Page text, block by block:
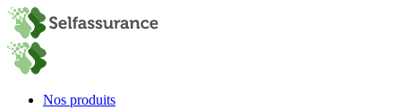
Nos produits